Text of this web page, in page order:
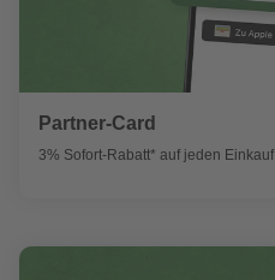
Partner-Card
3% Sofort-Rabatt* auf jeden Einkauf